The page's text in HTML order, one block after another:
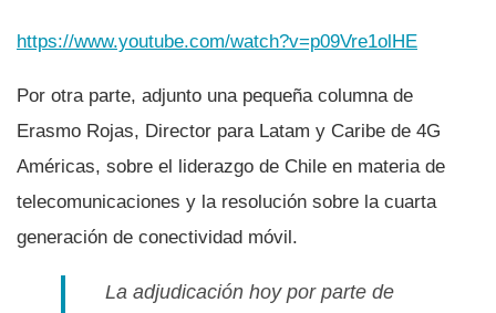
https://www.youtube.com/watch?v=p09Vre1olHE
Por otra parte, adjunto una pequeña columna de
Erasmo Rojas, Director para Latam y Caribe de 4G
Américas, sobre el liderazgo de Chile en materia de
telecomunicaciones y la resolución sobre la cuarta
generación de conectividad móvil.
La adjudicación hoy por parte de